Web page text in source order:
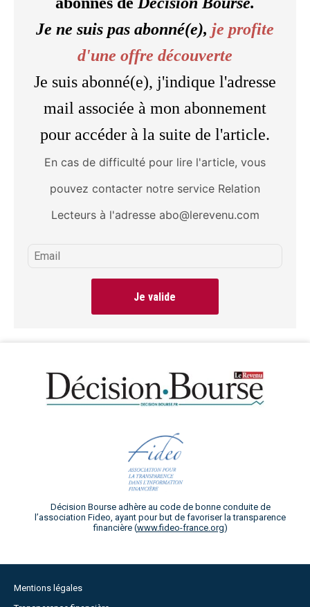
Je ne suis pas abonné(e), je profite
d'une offre découverte
Je suis abonné(e), j'indique l'adresse
mail associée à mon abonnement
pour accéder à la suite de l'article.
En cas de difficulté pour lire l'article, vous
pouvez contacter notre service Relation
Lecteurs à l'adresse abo@lerevenu.com
Je valide
Décision Bourse adhère au code de bonne conduite de
l’association Fideo, ayant pour but de favoriser la transparence
financière (www.fideo-france.org)
Mentions légales